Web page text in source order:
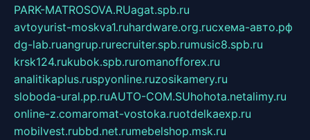
PARK-MATROSOVA.RUagat.spb.ru
avtoyurist-moskva1.ruhardware.org.ruсхема-авто.рф
dg-lab.ruangrup.rurecruiter.spb.rumusic8.spb.ru
krsk124.rukubok.spb.ruromanofforex.ru
analitikaplus.ruspyonline.ruzosikamery.ru
sloboda-ural.pp.ruAUTO-COM.SUhohota.netalimy.ru
online-z.comaromat-vostoka.ruotdelkaexp.ru
mobilvest.rubbd.net.rumebelshop.msk.ru